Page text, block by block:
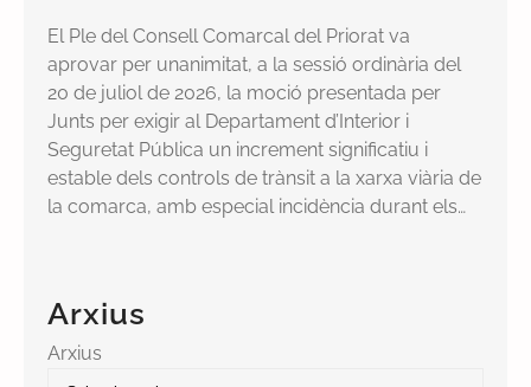
El Ple del Consell Comarcal del Priorat va
aprovar per unanimitat, a la sessió ordinària del
20 de juliol de 2026, la moció presentada per
Junts per exigir al Departament d’Interior i
Seguretat Pública un increment significatiu i
estable dels controls de trànsit a la xarxa viària de
la comarca, amb especial incidència durant els…
Arxius
Arxius